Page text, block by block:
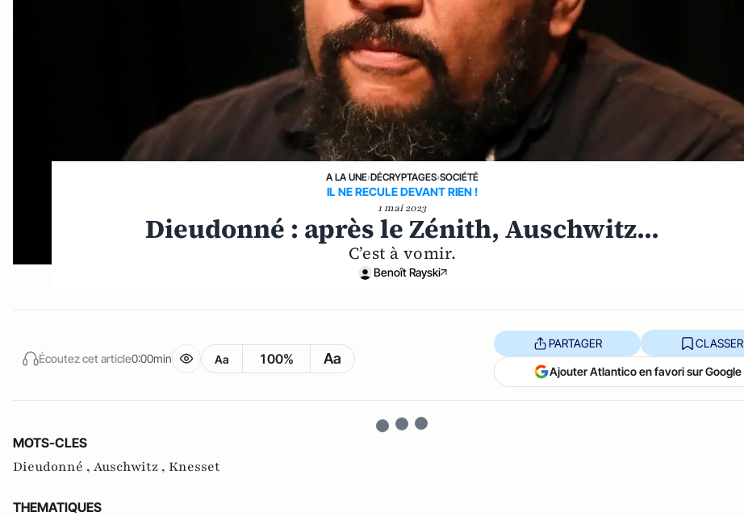
A LA UNE›DÉCRYPTAGES›SOCIÉTÉ
IL NE RECULE DEVANT RIEN !
1 mai 2023
Dieudonné : après le Zénith, Auschwitz...
C’est à vomir.
Benoît Rayski
Écoutez cet article0:00min Aa 100% Aa
PARTAGER CLASSER
Ajouter Atlantico en favori sur Google
MOTS-CLES
Dieudonné , Auschwitz , Knesset
THEMATIQUES